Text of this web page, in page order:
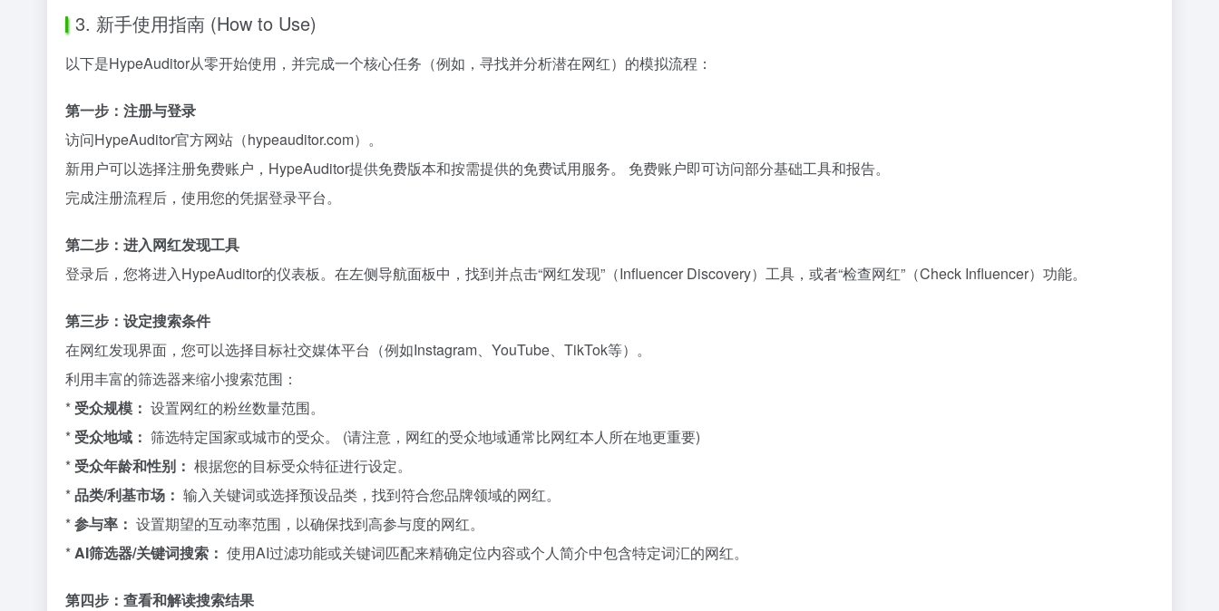
3. 新手使用指南 (How to Use)
以下是HypeAuditor从零开始使用，并完成一个核心任务（例如，寻找并分析潜在网红）的模拟流程：
第一步：注册与登录
访问HypeAuditor官方网站（hypeauditor.com）。
新用户可以选择注册免费账户，HypeAuditor提供免费版本和按需提供的免费试用服务。 免费账户即可访问部分基础工具和报告。
完成注册流程后，使用您的凭据登录平台。
第二步：进入网红发现工具
登录后，您将进入HypeAuditor的仪表板。在左侧导航面板中，找到并点击“网红发现”（Influencer Discovery）工具，或者“检查网红”（Check Influencer）功能。
第三步：设定搜索条件
在网红发现界面，您可以选择目标社交媒体平台（例如Instagram、YouTube、TikTok等）。
利用丰富的筛选器来缩小搜索范围：
* 受众规模： 设置网红的粉丝数量范围。
* 受众地域： 筛选特定国家或城市的受众。 (请注意，网红的受众地域通常比网红本人所在地更重要)
* 受众年龄和性别： 根据您的目标受众特征进行设定。
*品类/利基市场： 输入关键词或选择预设品类，找到符合您品牌领域的网红。
*参与率： 设置期望的互动率范围，以确保找到高参与度的网红。
*AI筛选器/关键词搜索： 使用AI过滤功能或关键词匹配来精确定位内容或个人简介中包含特定词汇的网红。
第四步：查看和解读搜索结果